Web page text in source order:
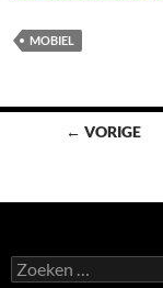
MOBIEL
Berichten
← VORIGE
Zoeken
naar: